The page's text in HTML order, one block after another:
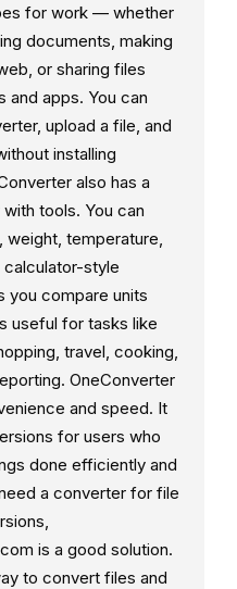
for work — whether
documents, making
or sharing files
and apps. You can
upload a file, and
installing
also has a
tools. You can
temperature,
style
you compare units
useful for tasks like
travel, cooking,
OneConverter
and speed. It
for users who
done efficiently and
a converter for file
is a good solution.
to convert files and